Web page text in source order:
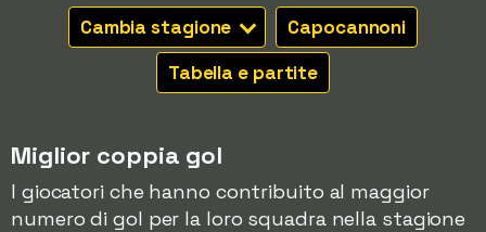
Cambia stagione
Capocannoni
Tabella e partite
Miglior coppia gol
I giocatori che hanno contribuito al maggior
numero di gol per la loro squadra nella stagione